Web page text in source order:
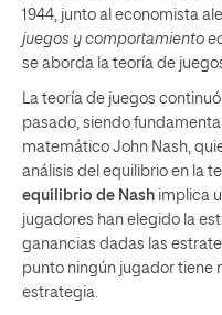
1944, junto al economista
juegos y comportamiento
se aborda la teoría de
La teoría de juegos
pasado, siendo
matemático John Nash,
análisis del equilibrio en la
equilibrio de Nash implica
jugadores han elegido la
ganancias dadas las
punto ningún jugador tiene
estrategia.